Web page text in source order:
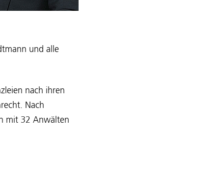
und alle
nach ihren
Nach
mit 32 Anwälten